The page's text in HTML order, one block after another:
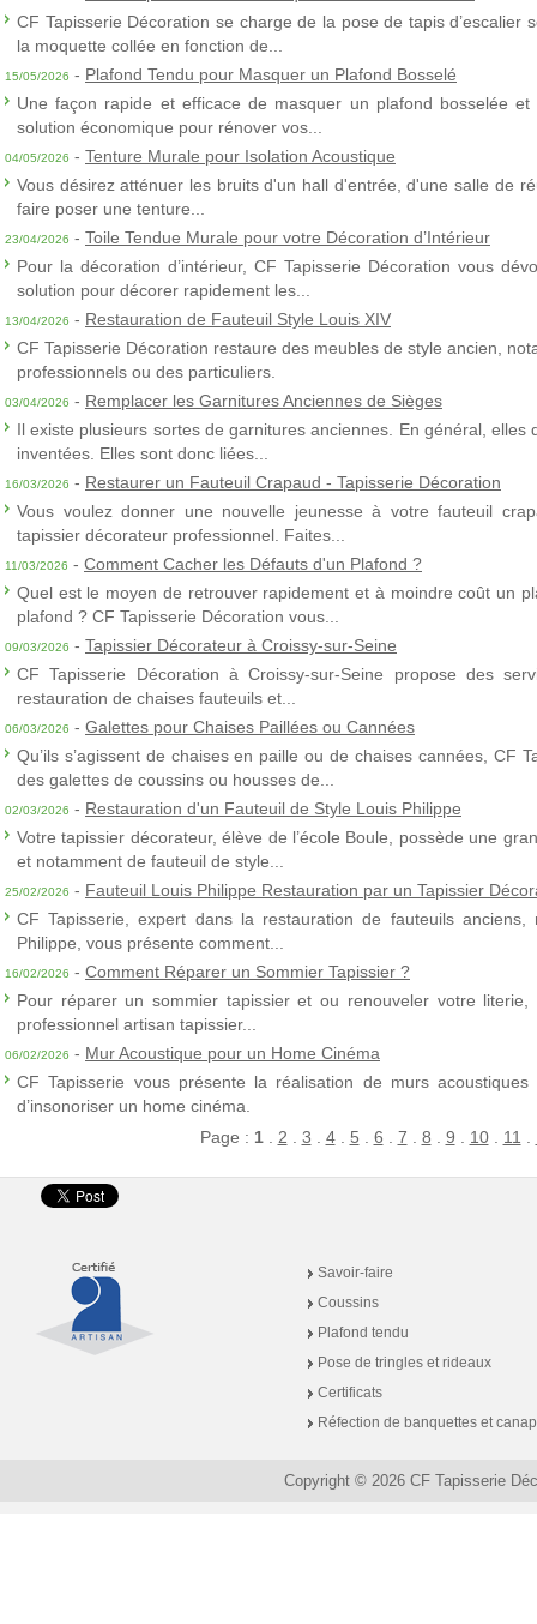
CF Tapisserie Décoration se charge de la pose de tapis
la moquette collée en fonction de...
15/05/2026 - Plafond Tendu pour Masquer un Plafond Bosselé
Une façon rapide et efficace de masquer un plafond bosselée
solution économique pour rénover vos...
04/05/2026 - Tenture Murale pour Isolation Acoustique
Vous désirez atténuer les bruits d'un hall d'entrée, d'une salle de
faire poser une tenture...
23/04/2026 - Toile Tendue Murale pour votre Décoration d’Intérieur
Pour la décoration d’intérieur, CF Tapisserie Décoration vous
solution pour décorer rapidement les...
13/04/2026 - Restauration de Fauteuil Style Louis XIV
CF Tapisserie Décoration restaure des meubles de style ancien,
professionnels ou des particuliers.
03/04/2026 - Remplacer les Garnitures Anciennes de Sièges
Il existe plusieurs sortes de garnitures anciennes. En général, elles
inventées. Elles sont donc liées...
16/03/2026 - Restaurer un Fauteuil Crapaud - Tapisserie Décoration
Vous voulez donner une nouvelle jeunesse à votre fauteuil
tapissier décorateur professionnel. Faites...
11/03/2026 - Comment Cacher les Défauts d'un Plafond ?
Quel est le moyen de retrouver rapidement et à moindre coût un
plafond ? CF Tapisserie Décoration vous...
09/03/2026 - Tapissier Décorateur à Croissy-sur-Seine
CF Tapisserie Décoration à Croissy-sur-Seine propose des
restauration de chaises fauteuils et...
06/03/2026 - Galettes pour Chaises Paillées ou Cannées
Qu’ils s’agissent de chaises en paille ou de chaises cannées, CF
des galettes de coussins ou housses de...
02/03/2026 - Restauration d'un Fauteuil de Style Louis Philippe
Votre tapissier décorateur, élève de l’école Boule, possède une
et notamment de fauteuil de style...
25/02/2026 - Fauteuil Louis Philippe Restauration par un Tapissier
CF Tapisserie, expert dans la restauration de fauteuils
Philippe, vous présente comment...
16/02/2026 - Comment Réparer un Sommier Tapissier ?
Pour réparer un sommier tapissier et ou renouveler votre
professionnel artisan tapissier...
06/02/2026 - Mur Acoustique pour un Home Cinéma
CF Tapisserie vous présente la réalisation de murs
d’insonoriser un home cinéma.
Page : 1. 2 3 4. 5 6 7 8 9 10. 11
Savoir-faire
Coussins
Plafond tendu
Pose de tringles et rideaux
Certificats
Réfection de banquettes et
Copyright © 2026 CF Tapisserie